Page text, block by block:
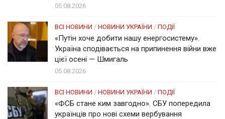
05.08.2026
ВСІ НОВИНИ / НОВИНИ УКРАЇНИ / ПОДІЇ
«Путін хоче добити нашу енергосистему».
Україна сподівається на припинення війни вже
цієї осені — Шмигаль
05.08.2026
ВСІ НОВИНИ / НОВИНИ УКРАЇНИ / ПОДІЇ
«ФСБ стане ким завгодно». СБУ попередила
українців про нові схеми вербування